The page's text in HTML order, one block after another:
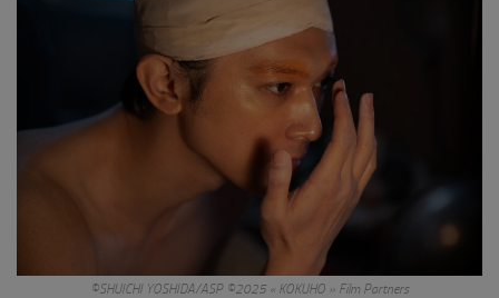
©SHUICHI YOSHIDA/ASP ©2025 « KOKUHO » Film Partners